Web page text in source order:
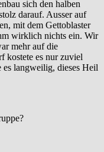
sich den halben
darauf. Ausser auf
mit dem Gettoblaster
wirklich nichts ein. Wir
mehr auf die
kostete es nur zuviel
langweilig, dieses Heil